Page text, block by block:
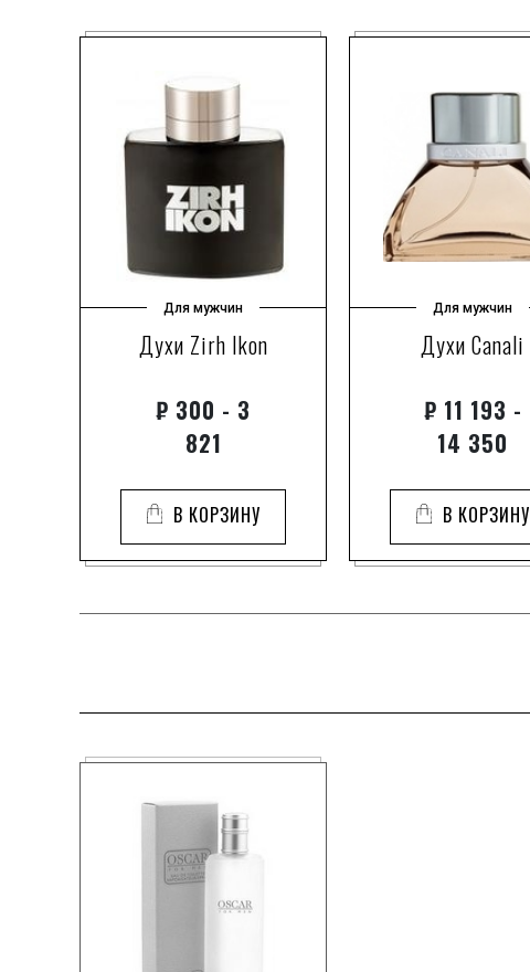
Для мужчин
Духи Zirh Ikon
₽ 300 - 3
821
В КОРЗИНУ
Для мужчин
Духи Canali
₽ 11 193 -
14 350
В КОРЗИНУ